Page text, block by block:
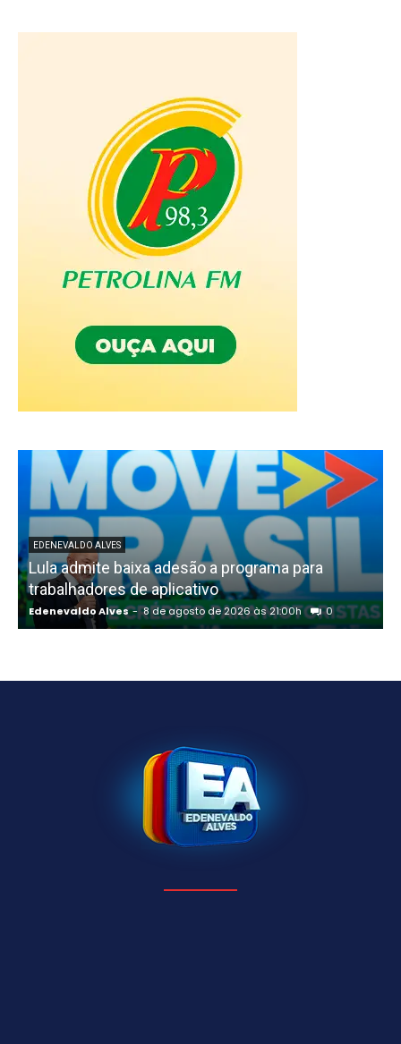
EDENEVALDO ALVES
Lula admite baixa adesão a programa para
trabalhadores de aplicativo
Edenevaldo Alves - 8 de agosto de 2026 às 21:00h 0